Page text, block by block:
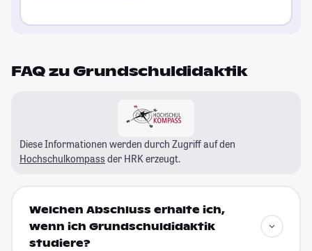
FAQ zu Grundschuldidaktik
Diese Informationen werden durch Zugriff auf den
Hochschulkompass der HRK erzeugt.
Welchen Abschluss erhalte ich,
wenn ich Grundschuldidaktik
studiere?